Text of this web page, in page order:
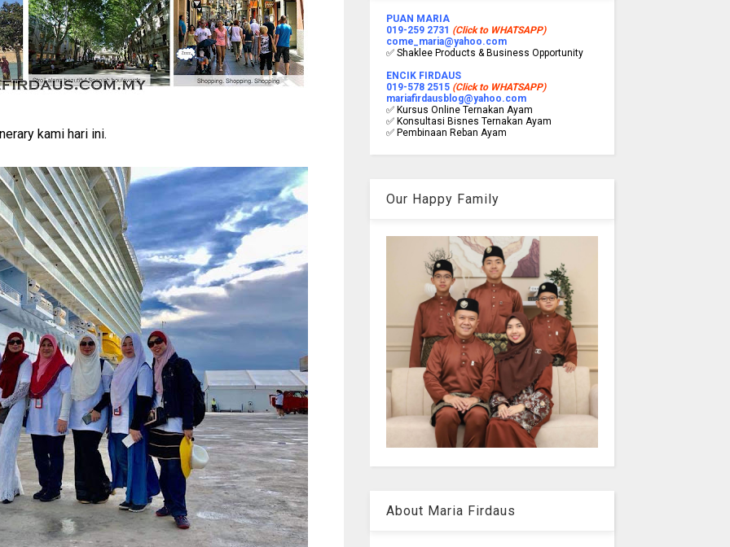
kami hari ini.
PUAN MARIA
019-259 2731 (Click to WHATSAPP)
come_maria@yahoo.com
✅ Shaklee Products & Business Opportunity
ENCIK FIRDAUS
019-578 2515 (Click to WHATSAPP)
mariafirdausblog@yahoo.com
✅ Kursus Online Ternakan Ayam
✅ Konsultasi Bisnes Ternakan Ayam
✅ Pembinaan Reban Ayam
Our Happy Family
About Maria Firdaus